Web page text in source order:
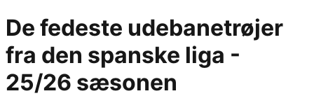
De fedeste udebanetrøjer
fra den spanske liga -
25/26 sæsonen